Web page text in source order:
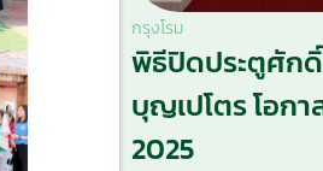
กรุงโรม
พิธีปิดประตูศัก
บุญเปโตร โอก
2025